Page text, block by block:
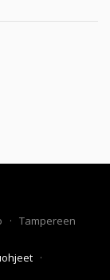
· Tampereen
·